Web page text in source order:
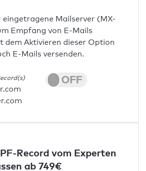
eingetragene Mailserver (MX-
Empfang von E-Mails
dem Aktivieren dieser Option
E-Mails versenden.
Record vom Experten
ab 749€